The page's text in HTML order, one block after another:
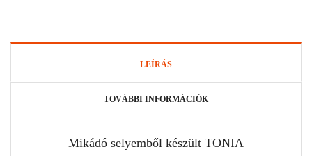
LEÍRÁS
TOVÁBBI INFORMÁCIÓK
Mikádó selyemből készült TONIA